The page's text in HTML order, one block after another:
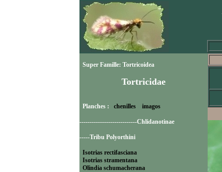
Super Famille: Tortricoidea
Tortricidae
Planches : chenilles imagos
----------------------------Chlidanotinae
-----Tribu Polyorthini
Isotrias rectifasciana
Isotrias stramentana
Olindia schumacherana